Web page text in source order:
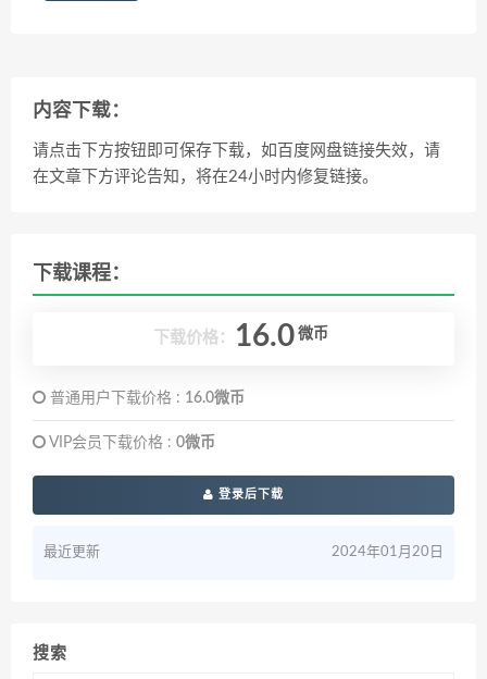
内容下载：
请点击下方按钮即可保存下载，如百度网盘链接失效，请
在文章下方评论告知，将在24小时内修复链接。
下载课程：
下载价格： 16.0 微币
普通用户下载价格 : 16.0微币
VIP会员下载价格 : 0微币
登录后下载
最近更新 2024年01月20日
搜索